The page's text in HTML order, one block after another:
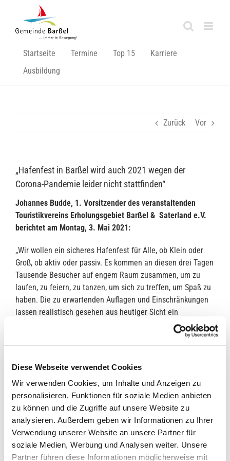
Diese Webseite verwendet Cookies
Wir verwenden Cookies, um Inhalte und Anzeigen zu
personalisieren, Funktionen für soziale Medien anbieten
zu können und die Zugriffe auf unsere Website zu
analysieren. Außerdem geben wir Informationen zu Ihrer
Verwendung unserer Website an unsere Partner für
soziale Medien, Werbung und Analysen weiter. Unsere
Partner führen diese Informationen möglicherweise mit
springen
Startseite Termine Top 15
Karriere
Ausbildung
Zurück Vor
„Hafenfest in Barßel wird auch 2021 wegen der
Corona-Pandemie leider nicht stattfinden“
Johannes Budde, 1. Vorsitzender des veranstaltenden
Touristikvereins Erholungsgebiet Barßel & Saterland e.V.
berichtet am Montag, 3. Mai 2021:
„Wir wollen ein sicheres Hafenfest für Alle, ob Klein oder
Groß, ob aktiv oder passiv. Es kommen an diesen drei Tagen
Tausende Besucher auf engem Raum zusammen, um zu
laufen, zu feiern, zu tanzen, um sich zu treffen, um Spaß zu
haben. Die zu erwartenden Auflagen und Einschränkungen
lassen realistisch gesehen aus heutiger Sicht ein
unbeschwertes, für Alle zugängliches Hafenfest nicht
Deshalb hat sich der Vorstand des Touristikvereines
heute nicht gewährleisten. Wir bedauern dies sehr, sehen
aber keine Lösung darin, ein wahrscheinlich stark
eingeschränktes Hafenfest zu veranstalten.“
Peter de Greiff vom Hafenfestlauf sieht es genauso: „Der
Hafenfestlauf läutet das Hafenfest ein und ein fester
Bestandteil der Veranstaltung. Es treffen bei der